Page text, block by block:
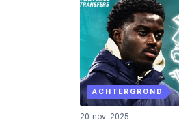
ACHTERGROND
20 nov. 2025